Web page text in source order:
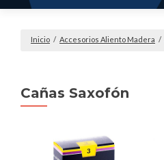
Inicio / Accesorios Aliento Madera /
Cañas Saxofón